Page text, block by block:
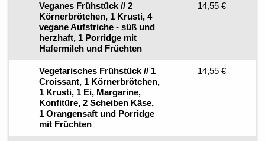
Veganes Frühstück // 2
Körnerbrötchen, 1 Krusti, 4
vegane Aufstriche - süß und
herzhaft, 1 Porridge mit
Hafermilch und Früchten
14,55 €
Vegetarisches Frühstück // 1
Croissant, 1 Körnerbrötchen,
1 Krusti, 1 Ei, Margarine,
Konfitüre, 2 Scheiben Käse,
1 Orangensaft und Porridge
mit Früchten
14,55 €